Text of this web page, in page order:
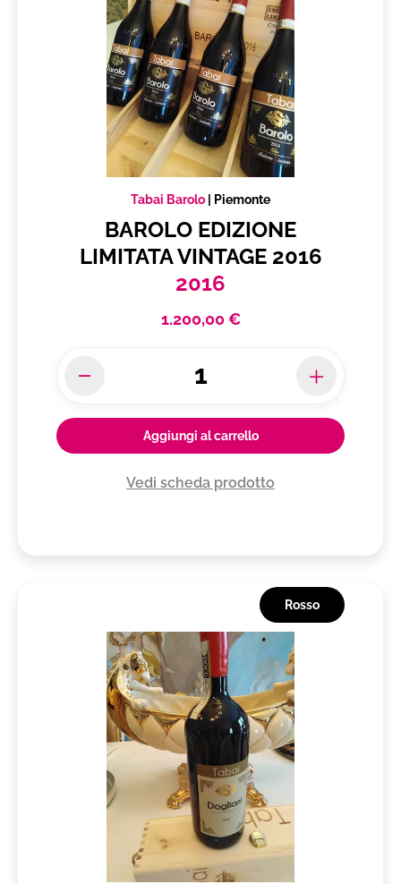
Tabai Barolo Piemonte
BAROLO EDIZIONE
LIMITATA VINTAGE 2016
2016
1.200,00 €
Aggiungi al carrello
Vedi scheda prodotto
Rosso